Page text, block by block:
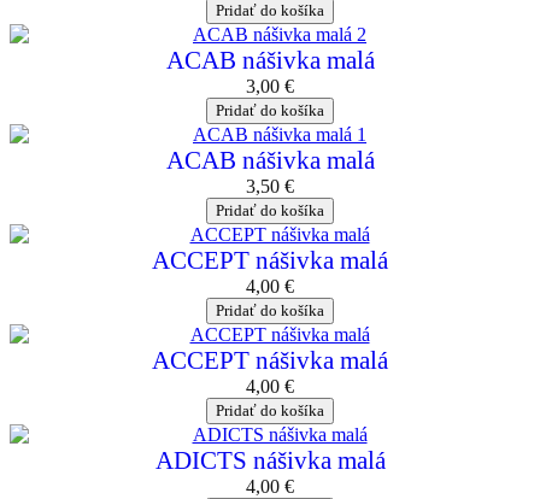
Pridať do košíka
ACAB nášivka malá
3,00 €
Pridať do košíka
ACAB nášivka malá
3,50 €
Pridať do košíka
ACCEPT nášivka malá
4,00 €
Pridať do košíka
ACCEPT nášivka malá
4,00 €
Pridať do košíka
ADICTS nášivka malá
4,00 €